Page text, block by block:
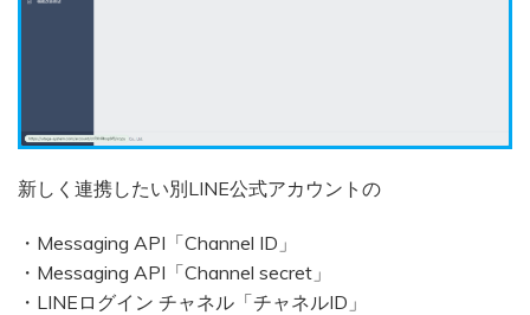
新しく連携したい別LINE公式アカウントの
・Messaging API「Channel ID」
・Messaging API「Channel secret」
・LINEログイン チャネル「チャネルID」